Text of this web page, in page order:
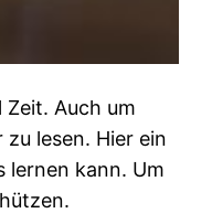
Zeit. Auch um
zu lesen. Hier ein
lernen kann. Um